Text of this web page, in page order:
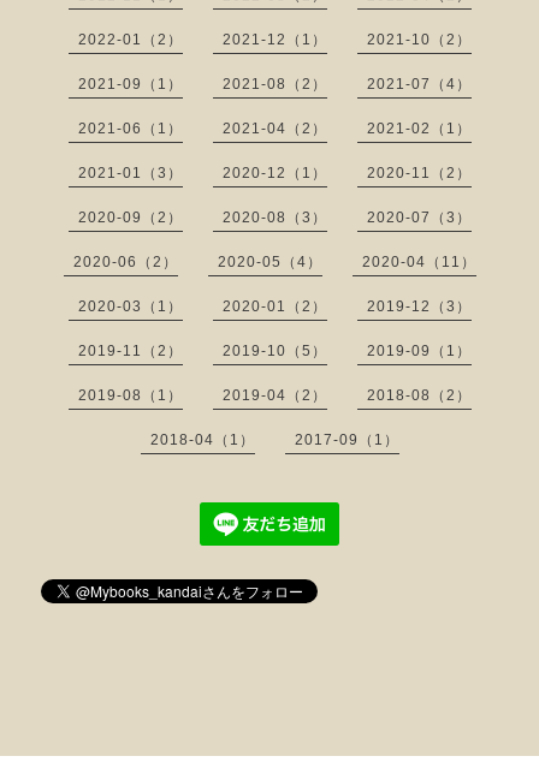
2022-01（2） 2021-12（1） 2021-10（2）
2021-09（1） 2021-08（2） 2021-07（4）
2021-06（1） 2021-04（2） 2021-02（1）
2021-01（3） 2020-12（1） 2020-11（2）
2020-09（2） 2020-08（3） 2020-07（3）
2020-06（2） 2020-05（4） 2020-04（11）
2020-03（1） 2020-01（2） 2019-12（3）
2019-11（2） 2019-10（5） 2019-09（1）
2019-08（1） 2019-04（2） 2018-08（2）
2018-04（1） 2017-09（1）